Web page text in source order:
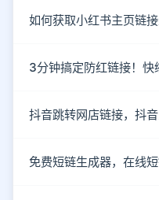
如何获取小红书主页链接
抖音跳转网店链接，抖
免费短链生成器，在线